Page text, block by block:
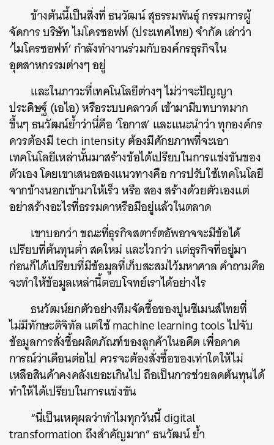
ข้างต้นนี้เป็นสิ่งที่ ธนวัฒน์ สุธรรมพันธุ์ กรรมการผู้
จัดการ บริษัท ไมโครซอฟท์ (ประเทศไทย) จำกัด เล่าว่า
‘ไมโครซอฟท์’ กำลังทำงานร่วมกับองค์กรธุรกิจใน
อุตสาหกรรมต่างๆ อยู่
และในภาวะที่เทคโนโลยีต่างๆ ไม่ว่าจะปัญญา
ประดิษฐ์ (เอไอ) หรือระบบคลาวด์ เข้ามามีบทบาทมาก
ขึ้นๆ ธนวัฒน์ย้ำว่านี่คือ ‘โอกาส’ และแนะนำว่า ทุกองค์กร
ควรต้องมี tech intensity ต้องมีศักยภาพที่จะเอา
เทคโนโลยีเหล่านั้นมาสร้างข้อได้เปรียบในการแข่งขันของ
ตัวเอง โดยเขาเสนอสองแนวทางคือ การปรับใช้เทคโนโลยี
จากข้างนอกเข้ามาให้เร็ว หรือ สอง สร้างด้วยตัวเองแต่
อย่าสร้างอะไรที่ธรรมดาหรือมีอยู่แล้วในตลาด
เขาบอกว่า ขณะที่ธุรกิจสตาร์ตอัพอาจจะมีข้อได้
เปรียบที่ต้นทุนต่ำ สดใหม่ และไวกว่า แต่ธุรกิจที่อยู่มา
ก่อนก็ได้เปรียบที่มีข้อมูลที่เก็บสะสมไว้มหาศาล คำถามคือ
จะทำให้ข้อมูลเหล่านี้ตอบโจทย์เราได้อย่างไร
ธนวัฒน์ยกตัวอย่างทีมจัดซื้อของปูนซีเมนส์ไทยที่
ไม่มีทักษะดิจิทัล แต่ใช้ machine learning tools ไปจับ
ข้อมูลการสั่งซื้อผลิตภัณฑ์ของลูกค้าในอดีต เพื่อคาด
การณ์ว่าเดือนต่อไป ควรจะต้องสั่งซื้อของเท่าใดให้ไม่
เหลือสินค้าคงคลังเยอะเกินไป ถือเป็นการช่วยลดต้นทุนได้
ทำให้ได้เปรียบในการแข่งขัน
“นี่เป็นเหตุผลว่าทำไมทุกวันนี้ digital
transformation ถึงสำคัญมาก” ธนวัฒน์ ย้ำ